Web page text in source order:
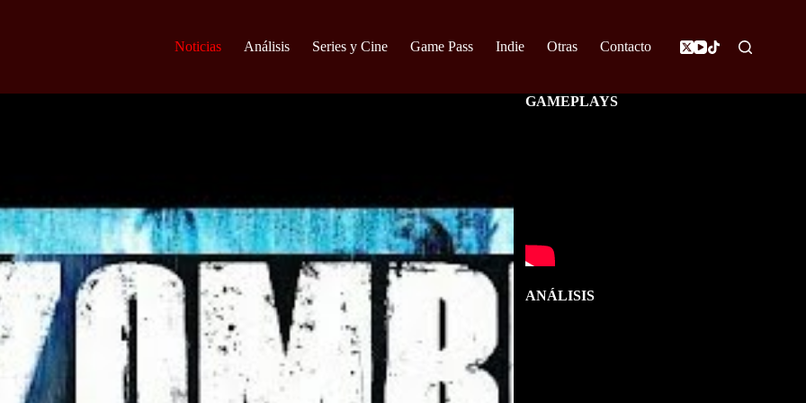
Noticias Análisis Series y Cine Game Pass Indie Otras Contacto
GAMEPLAYS
ANÁLISIS